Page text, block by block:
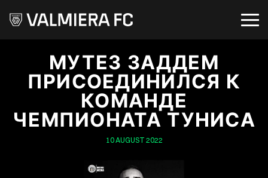
МУТЕЗ ЗАДДЕМ
ПРИСОЕДИНИЛСЯ К
КОМАНДЕ
ЧЕМПИОНАТА ТУНИСА
10 AUGUST 2022